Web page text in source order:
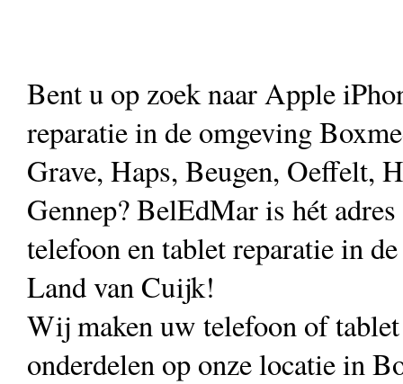
Bent u op zoek naar Apple
reparatie in de omgeving
Grave, Haps, Beugen, Oeffelt,
Gennep? BelEdMar is hét
telefoon en tablet reparatie in
Land van Cuijk!
Wij maken uw telefoon of
onderdelen op onze locatie in